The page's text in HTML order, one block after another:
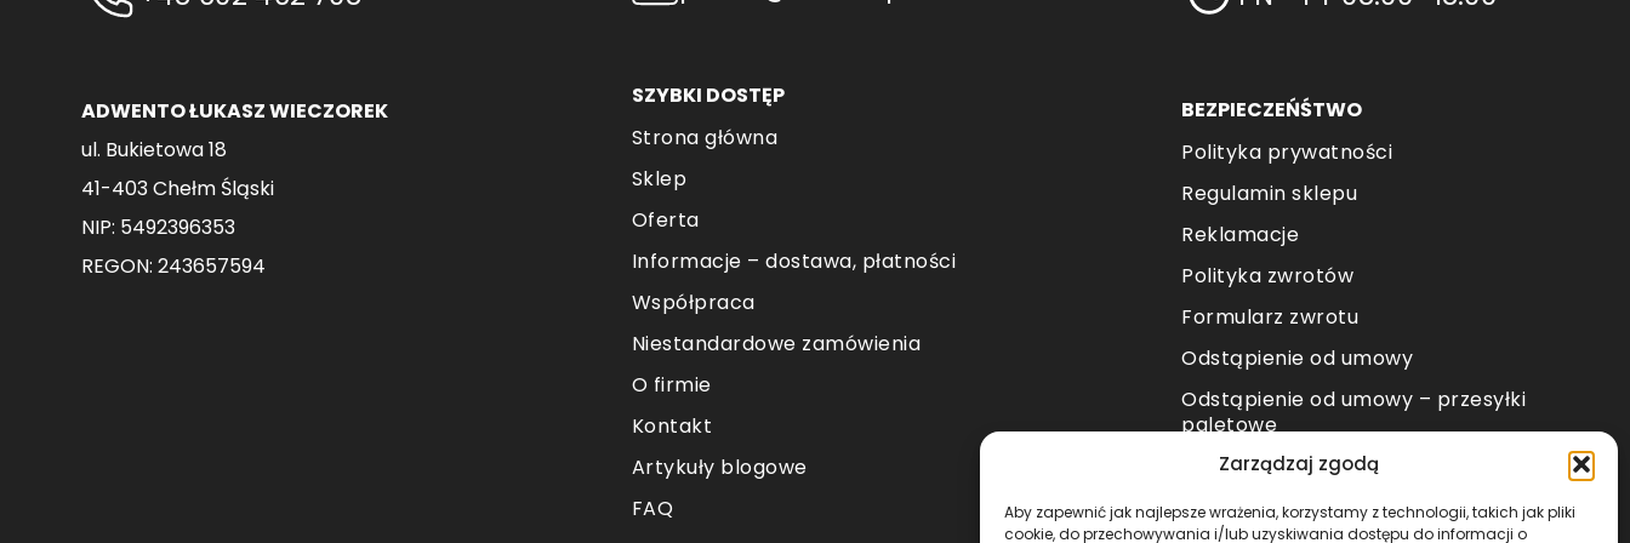
Zarządzaj zgodą
Aby zapewnić jak najlepsze wrażenia, korzystamy z technologii, takich jak pliki
cookie, do przechowywania i/lub uzyskiwania dostępu do informacji o
stronie
ADWENTO ŁUKASZ WIECZOREK
ul. Bukietowa 18
41-403 Chełm Śląski
NIP: 5492396353
REGON: 243657594
SZYBKI DOSTĘP
Strona główna
Sklep
Oferta
Informacje – dostawa, płatności
Współpraca
Niestandardowe zamówienia
O firmie
Kontakt
Artykuły blogowe
FAQ
BEZPIECZEŃŚTWO
Polityka prywatności
Regulamin sklepu
Reklamacje
Polityka zwrotów
Formularz zwrotu
Odstąpienie od umowy
Odstąpienie od umowy – przesyłki
paletowe
METODY PŁATNOŚCI